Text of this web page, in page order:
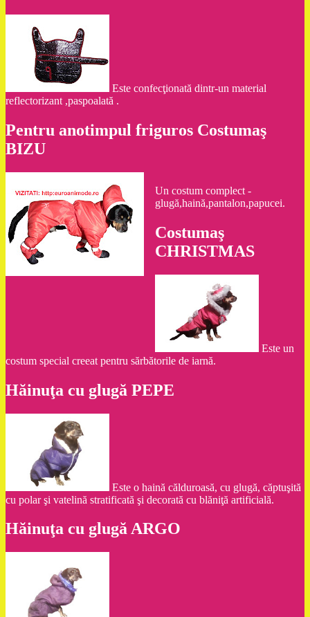
Este confecţionată dintr-un material
reflectorizant ,paspoalată .
Pentru anotimpul friguros Costumaş
BIZU
Un costum complect -
glugă,haină,pantalon,papucei.
Costumaş
CHRISTMAS
Este un
costum special creeat pentru sărbătorile de iarnă.
Hăinuţa cu glugă PEPE
Este o haină călduroasă, cu glugă, căptuşită
cu polar şi vatelină stratificată şi decorată cu blăniţă artificială.
Hăinuţa cu glugă ARGO